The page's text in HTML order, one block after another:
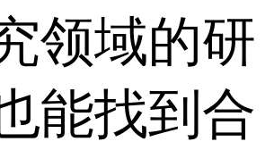
领域的研
能找到合